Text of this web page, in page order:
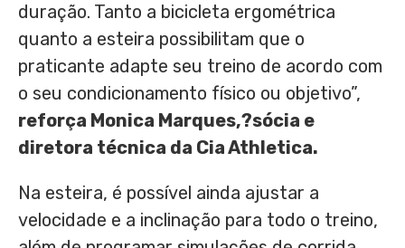
duração. Tanto a bicicleta ergométrica
quanto a esteira possibilitam que o
praticante adapte seu treino de acordo com
o seu condicionamento físico ou objetivo”,
reforça Monica Marques,?sócia e
diretora técnica da Cia Athletica.
Na esteira, é possível ainda ajustar a
velocidade e a inclinação para todo o treino,